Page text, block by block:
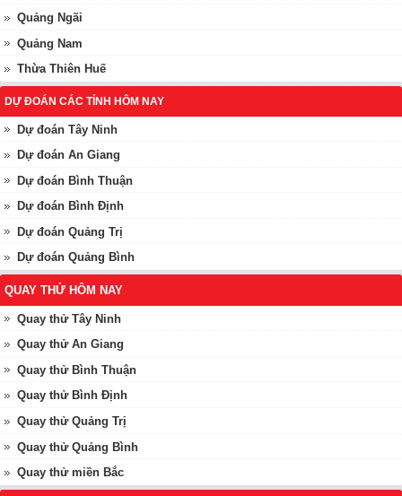
Quảng Ngãi
Quảng Nam
Thừa Thiên Huế
DỰ ĐOÁN CÁC TỈNH HÔM NAY
Dự đoán Tây Ninh
Dự đoán An Giang
Dự đoán Bình Thuận
Dự đoán Bình Định
Dự đoán Quảng Trị
Dự đoán Quảng Bình
QUAY THỬ HÔM NAY
Quay thử Tây Ninh
Quay thử An Giang
Quay thử Bình Thuận
Quay thử Bình Định
Quay thử Quảng Trị
Quay thử Quảng Bình
Quay thử miền Bắc